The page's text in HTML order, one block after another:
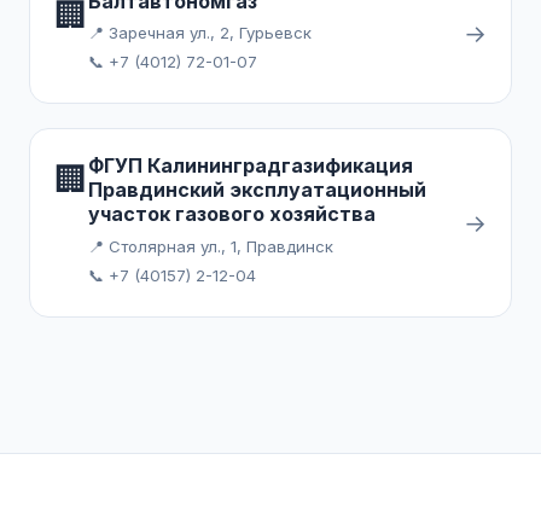
🏢 📍 Заречная ул., 2, Гурьевск
📞 +7 (4012) 72-01-07
→
🏢 ФГУП Калининградгазификация
Правдинский эксплуатационный
участок газового хозяйства
📍 Столярная ул., 1, Правдинск
📞 +7 (40157) 2-12-04
→